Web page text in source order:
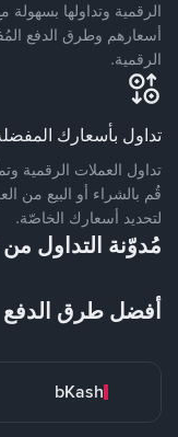
الرقمية وتداولها
أسعارهم وطرق الدفع
الرقمية.
تداول بأسعارك
تداول العملات الرقمية
قُم بالشراء أو البيع من
لتحديد أسعارك الخاصّة.
مُدوّنة
أفضل طرق الدفع
bKash